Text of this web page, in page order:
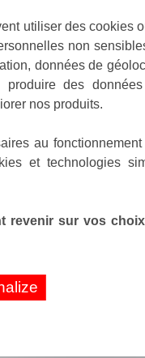
utiliser des cookies
non
données de
des
nos produits.
au
et technologies
revenir sur vos